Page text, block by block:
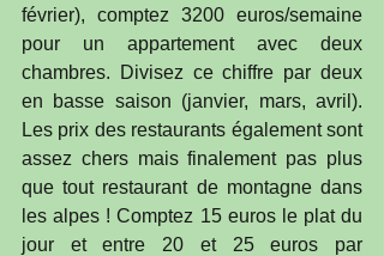
février), comptez 3200 euros/semaine
pour un appartement avec deux
chambres. Divisez ce chiffre par deux
en basse saison (janvier, mars, avril).
Les prix des restaurants également sont
assez chers mais finalement pas plus
que tout restaurant de montagne dans
les alpes ! Comptez 15 euros le plat du
jour et entre 20 et 25 euros par